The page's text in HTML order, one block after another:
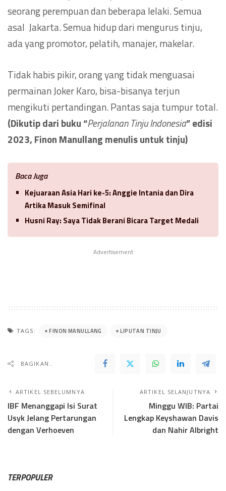
seorang perempuan dan beberapa lelaki. Semua
asal Jakarta. Semua hidup dari mengurus tinju,
ada yang promotor, pelatih, manajer, makelar.
Tidak habis pikir, orang yang tidak menguasai
permainan Joker Karo, bisa-bisanya terjun
mengikuti pertandingan. Pantas saja tumpur total.
(Dikutip dari buku “Perjalanan Tinju Indonesia” edisi
2023, Finon Manullang menulis untuk tinju)
Baca Juga
Kejuaraan Asia Hari ke-5: Anggie Intania dan Dira
Artika Masuk Semifinal
Husni Ray: Saya Tidak Berani Bicara Target Medali
Advertisement
TAGS: FINON MANULLANG LIPUTAN TINJU
BAGIKAN..
ARTIKEL SEBELUMNYA
IBF Menanggapi Isi Surat
Usyk Jelang Pertarungan
dengan Verhoeven
ARTIKEL SELANJUTNYA
Minggu WIB: Partai
Lengkap Keyshawan Davis
dan Nahir Albright
TERPOPULER